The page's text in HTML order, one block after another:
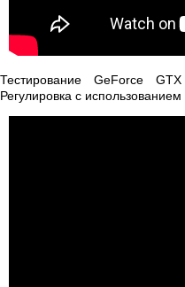
Тестирование GeForce
Регулировка с